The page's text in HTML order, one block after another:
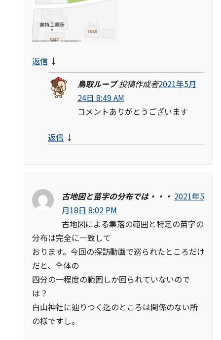
返信 ↓
鳥取ループ 投稿作成者2021年5月
24日 8:49 AM
コメントありがとうございます
返信 ↓
古地図と苗字の分布では・・・ 2021年5
月18日 8:02 PM
古地図による集落の範囲と特定の苗字の
分布は完全に一致して
おります。今回の探訪動画で巡られたところだけ
だと、全体の
四分の一程度の範囲しか回られていないので
は？
白山神社に辿りつく迄のところは関係のない所
の様ですし。